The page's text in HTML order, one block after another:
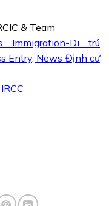
& Team
Immigration-Di trú
Entry, News Định cư